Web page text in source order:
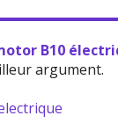
B10
argument.